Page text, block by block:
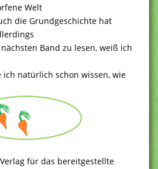
Welt
die Grundgeschichte hat
Band zu lesen, weiß ich
natürlich schon wissen, wie
für das bereitgestellte